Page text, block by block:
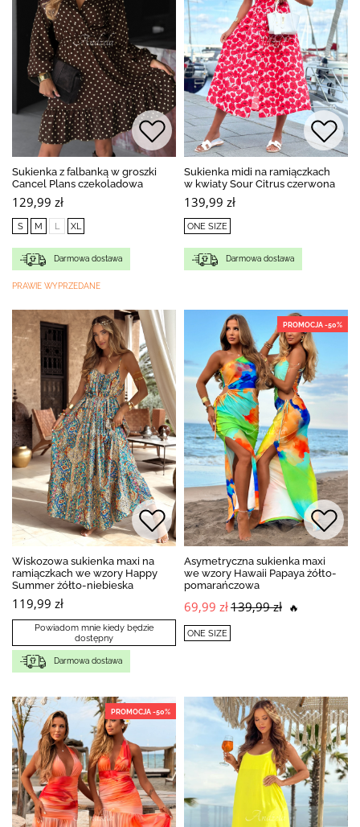
Sukienka z falbanką w groszki
Cancel Plans czekoladowa
129,99 zł
S M L XL
Darmowa dostawa
PRAWIE WYPRZEDANE
Sukienka midi na ramiączkach
w kwiaty Sour Citrus czerwona
139,99 zł
ONE SIZE
Darmowa dostawa
Wiskozowa sukienka maxi na
ramiączkach we wzory Happy
Summer żółto-niebieska
119,99 zł
Powiadom mnie kiedy będzie
dostępny
Darmowa dostawa
PROMOCJA -50%
Asymetryczna sukienka maxi
we wzory Hawaii Papaya żółto-
pomarańczowa
69,99 zł139,99 zł 🔥
ONE SIZE
PROMOCJA -50%